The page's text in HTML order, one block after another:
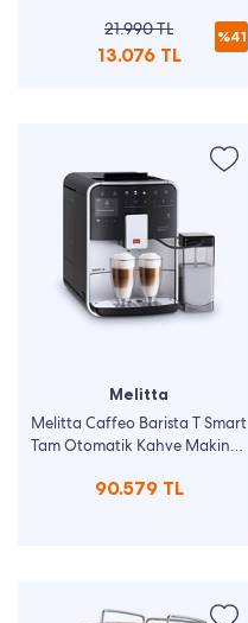
21.990 TL
13.076 TL
%41
Melitta
Melitta Caffeo Barista T Smart
Tam Otomatik Kahve Makinesi
90.579 TL